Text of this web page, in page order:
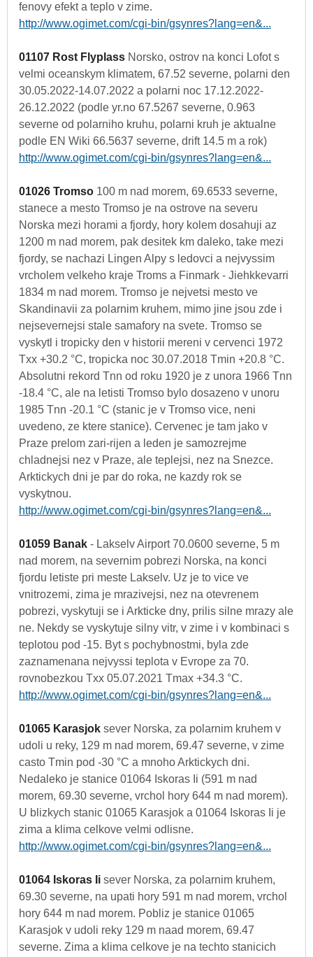
fenovy efekt a teplo v zime.
http://www.ogimet.com/cgi-bin/gsynres?lang=en&...
01107 Rost Flyplass Norsko, ostrov na konci Lofot s
velmi oceanskym klimatem, 67.52 severne, polarni den
30.05.2022-14.07.2022 a polarni noc 17.12.2022-
26.12.2022 (podle yr.no 67.5267 severne, 0.963
severne od polarniho kruhu, polarni kruh je aktualne
podle EN Wiki 66.5637 severne, drift 14.5 m a rok)
http://www.ogimet.com/cgi-bin/gsynres?lang=en&...
01026 Tromso 100 m nad morem, 69.6533 severne,
stanece a mesto Tromso je na ostrove na severu
Norska mezi horami a fjordy, hory kolem dosahuji az
1200 m nad morem, pak desitek km daleko, take mezi
fjordy, se nachazi Lingen Alpy s ledovci a nejvyssim
vrcholem velkeho kraje Troms a Finmark - Jiehkkevarri
1834 m nad morem. Tromso je nejvetsi mesto ve
Skandinavii za polarnim kruhem, mimo jine jsou zde i
nejsevernejsi stale samafory na svete. Tromso se
vyskytl i tropicky den v historii mereni v cervenci 1972
Txx +30.2 °C, tropicka noc 30.07.2018 Tmin +20.8 °C.
Absolutni rekord Tnn od roku 1920 je z unora 1966 Tnn
-18.4 °C, ale na letisti Tromso bylo dosazeno v unoru
1985 Tnn -20.1 °C (stanic je v Tromso vice, neni
uvedeno, ze ktere stanice). Cervenec je tam jako v
Praze prelom zari-rijen a leden je samozrejme
chladnejsi nez v Praze, ale teplejsi, nez na Snezce.
Arktickych dni je par do roka, ne kazdy rok se
vyskytnou.
http://www.ogimet.com/cgi-bin/gsynres?lang=en&...
01059 Banak - Lakselv Airport 70.0600 severne, 5 m
nad morem, na severnim pobrezi Norska, na konci
fjordu letiste pri meste Lakselv. Uz je to vice ve
vnitrozemi, zima je mrazivejsi, nez na otevrenem
pobrezi, vyskytuji se i Arkticke dny, prilis silne mrazy ale
ne. Nekdy se vyskytuje silny vitr, v zime i v kombinaci s
teplotou pod -15. Byt s pochybnostmi, byla zde
zaznamenana nejvyssi teplota v Evrope za 70.
rovnobezkou Txx 05.07.2021 Tmax +34.3 °C.
http://www.ogimet.com/cgi-bin/gsynres?lang=en&...
01065 Karasjok sever Norska, za polarnim kruhem v
udoli u reky, 129 m nad morem, 69.47 severne, v zime
casto Tmin pod -30 °C a mnoho Arktickych dni.
Nedaleko je stanice 01064 Iskoras Ii (591 m nad
morem, 69.30 severne, vrchol hory 644 m nad morem).
U blizkych stanic 01065 Karasjok a 01064 Iskoras Ii je
zima a klima celkove velmi odlisne.
http://www.ogimet.com/cgi-bin/gsynres?lang=en&...
01064 Iskoras Ii sever Norska, za polarnim kruhem,
69.30 severne, na upati hory 591 m nad morem, vrchol
hory 644 m nad morem. Pobliz je stanice 01065
Karasjok v udoli reky 129 m naad morem, 69.47
severne. Zima a klima celkove je na techto stanicich